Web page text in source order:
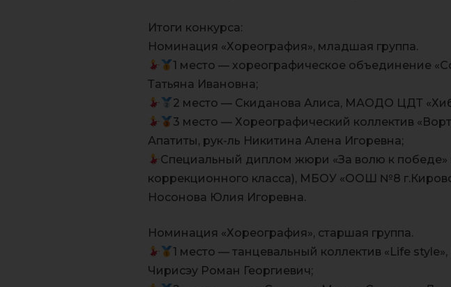
Итоги конкурса:
Номинация «Хореография», младшая группа.
1 место — хореографическое объединение
Татьяна Ивановна;
2 место — Скиданова Алиса, МАОДО ЦДТ
3 место — Хореографический коллектив
Апатиты, рук-ль Никитина Алена Игоревна;
Специальный диплом жюри «За волю к
коррекционного класса), МБОУ «ООШ №8
Носонова Юлия Игоревна.
Номинация «Хореография», старшая группа.
1 место — танцевальный коллектив «Life
Чирисэу Роман Георгиевич;